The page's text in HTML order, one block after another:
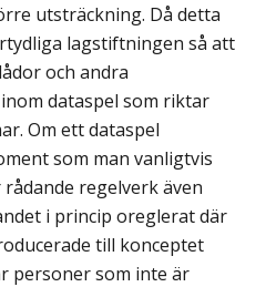
utsträckning. Då detta
lagstiftningen så att
och andra
dataspel som riktar
Om ett dataspel
som man vanligt­vis
regelverk även
i princip oreglerat där
till konceptet
personer som inte är